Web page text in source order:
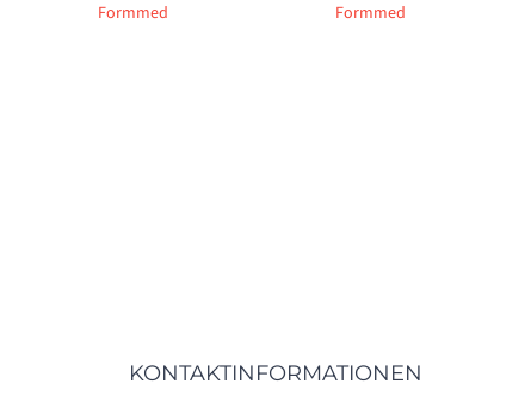
Formmed Formmed
KONTAKTINFORMATIONEN